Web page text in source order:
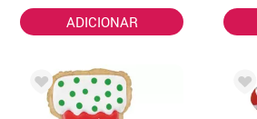
ADICIONAR